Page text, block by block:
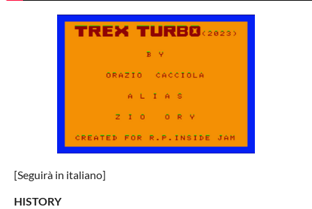
[Seguirà in italiano]
HISTORY